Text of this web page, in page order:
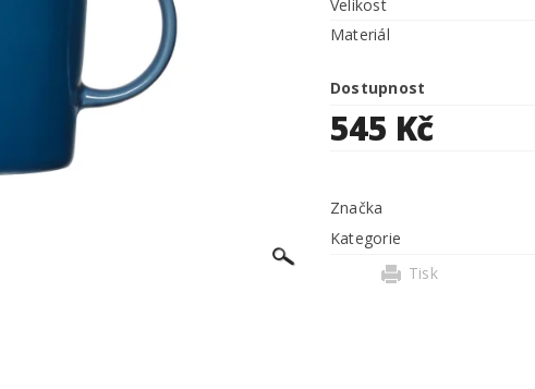
Velikost
Materiál
Dostupnost
545 Kč
Značka
Kategorie
Tisk